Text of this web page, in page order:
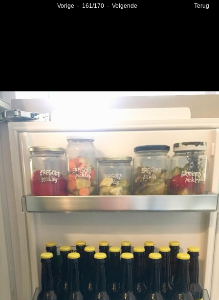
Terug
Vorige - 161/170- Volgende